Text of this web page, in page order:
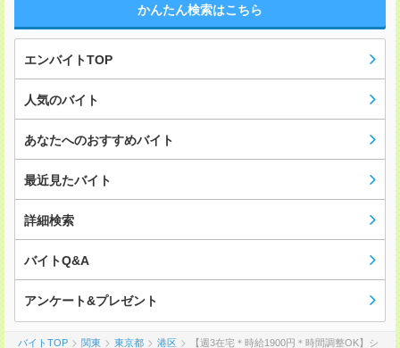
かんたん検索はこちら
エンバイトTOP
人気のバイト
あなたへのおすすめバイト
最近見たバイト
詳細検索
バイトQ&A
アンケート&プレゼント
バイトTOP 関東 東京都 港区 【週3在宅＊時給1900円＊時間調整OK】シ